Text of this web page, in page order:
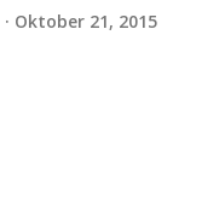
Oktober 21, 2015